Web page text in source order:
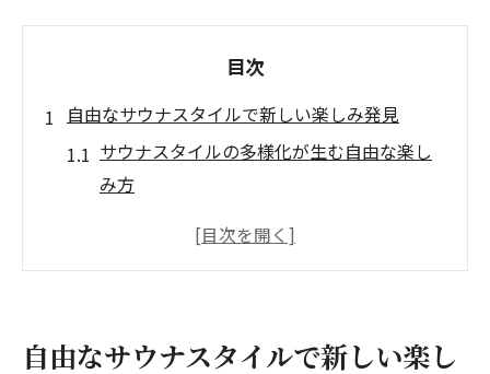
目次
自由なサウナスタイルで新しい楽しみ発見
サウナスタイルの多様化が生む自由な楽し
み方
サウナ初心者も安心の新しい体験方法
自由なサウナスタイルで新しい楽し